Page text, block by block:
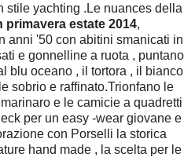
stile yachting .Le nuances della
primavera estate 2014,
anni '50 con abitini smanicati in
e gonnelline a ruota , puntano
blu oceano , il tortora , il bianco
sobrio e raffinato.Trionfano le
e le camicie a quadretti
per un easy -wear giovane e
con Porselli la storica
hand made , la scelta per le